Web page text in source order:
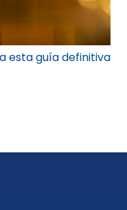
esta guía definitiva